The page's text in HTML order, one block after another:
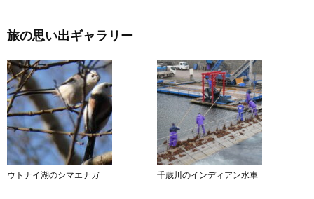
旅の思い出ギャラリー
ウトナイ湖のシマエナガ 千歳川のインディアン水車